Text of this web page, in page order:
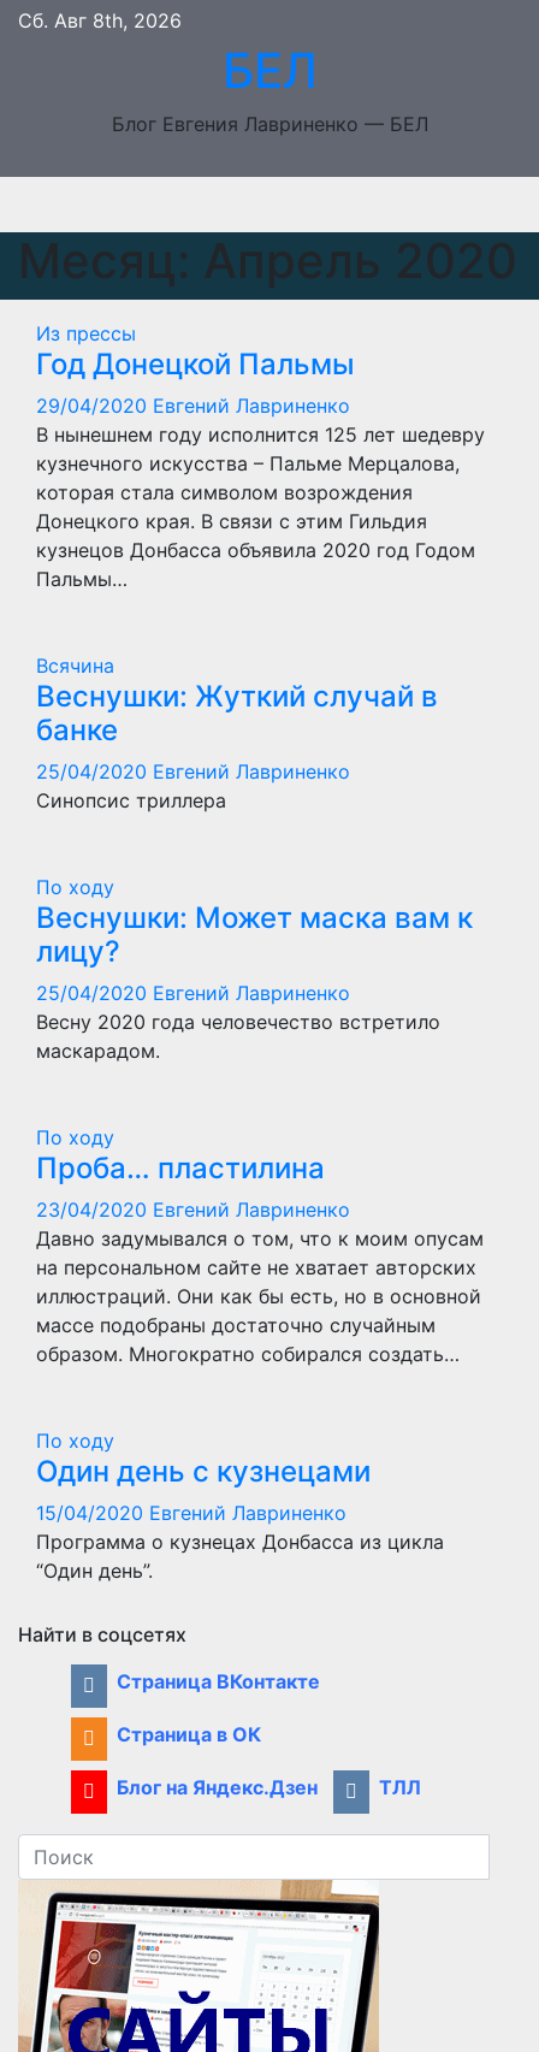
Перейти
Сб. Авг 8th, 2026
БЕЛ
Блог Евгения Лавриненко — БЕЛ
Месяц: Апрель 2020
Из прессы
Год Донецкой Пальмы
29/04/2020 Евгений Лавриненко
В нынешнем году исполнится 125 лет шедевру
кузнечного искусства – Пальме Мерцалова,
которая стала символом возрождения
Донецкого края. В связи с этим Гильдия
кузнецов Донбасса объявила 2020 год Годом
Пальмы…
Всячина
Веснушки: Жуткий случай в
банке
25/04/2020 Евгений Лавриненко
Синопсис триллера
По ходу
Веснушки: Может маска вам к
лицу?
25/04/2020 Евгений Лавриненко
Весну 2020 года человечество встретило
маскарадом.
По ходу
Проба… пластилина
23/04/2020 Евгений Лавриненко
Давно задумывался о том, что к моим опусам
на персональном сайте не хватает авторских
иллюстраций. Они как бы есть, но в основной
массе подобраны достаточно случайным
образом. Многократно собирался создать…
По ходу
Один день с кузнецами
15/04/2020 Евгений Лавриненко
Программа о кузнецах Донбасса из цикла
“Один день”.
Найти в соцсетях
Страница ВКонтакте
Страница в ОК
Блог на Яндекс.Дзен ТЛЛ